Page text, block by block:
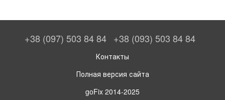
+38 (097) 503 84 84 +38 (093) 503 84 84
Контакты
Полная версия сайта
goFix 2014-2025